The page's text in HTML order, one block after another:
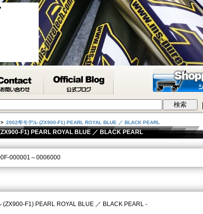
検索
> 2002年モデル (ZX900-F1) PEARL ROYAL BLUE ／ BLACK PEARL
F1) PEARL ROYAL BLUE ／ BLACK PEARL
000001～0006000
F1) PEARL ROYAL BLUE ／ BLACK PEARL -